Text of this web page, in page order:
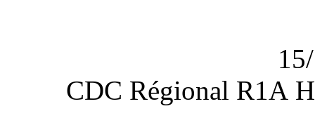
CDC Régional R1A